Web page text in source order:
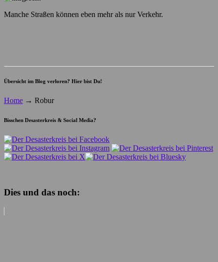
Manche Straßen können eben mehr als nur Verkehr.
Übersicht im Blog verloren? Hier bist Du!
Home → Robur
Bisschen Desasterkreis & Social Media?
Dies und das noch: